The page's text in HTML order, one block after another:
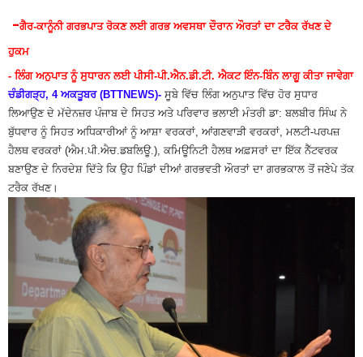
-ਗੈਰ-ਕਾਨੂੰਨੀ ਗਰਭਪਾਤ ਰੋਕਣ ਲਈ ਗਰਭ ਅਵਸਥਾ ਦੌਰਾਨ ਔਰਤਾਂ ਦਾ ਟਰੈਕ ਰੱਖਣ ਦੇ
ਹੁਕਮ
- ਲਿੰਗ ਅਨੁਪਾਤ ਨੂੰ ਸੁਧਾਰਨ ਲਈ ਪੀਸੀ-ਪੀ.ਐਨ.ਡੀ.ਟੀ. ਐਕਟ ਇੰਨ-ਬਿੰਨ ਲਾਗੂ ਕੀਤਾ ਜਾਵੇਗਾ
ਚੰਡੀਗੜ੍ਹ, 4 ਅਕਤੂਬਰ (BTTNEWS)- ਸੂਬੇ ਵਿੱਚ ਲਿੰਗ ਅਨੁਪਾਤ ਵਿੱਚ ਹੋਰ ਸੁਧਾਰ
ਲਿਆਉਣ ਦੇ ਮੱਦੇਨਜ਼ਰ ਪੰਜਾਬ ਦੇ ਸਿਹਤ ਅਤੇ ਪਰਿਵਾਰ ਭਲਾਈ ਮੰਤਰੀ ਡਾ: ਬਲਬੀਰ ਸਿੰਘ ਨੇ
ਬੁੱਧਵਾਰ ਨੂੰ ਸਿਹਤ ਅਧਿਕਾਰੀਆਂ ਨੂੰ ਆਸ਼ਾ ਵਰਕਰਾਂ, ਆਂਗਣਵਾੜੀ ਵਰਕਰਾਂ, ਮਲਟੀ-ਪਰਪਜ਼
ਹੈਲਥ ਵਰਕਰਾਂ (ਐਮ.ਪੀ.ਐਚ.ਡਬਲਿਊ.), ਕਮਿਊਨਿਟੀ ਹੈਲਥ ਅਫ਼ਸਰਾਂ ਦਾ ਇੱਕ ਨੈੱਟਵਰਕ
ਬਣਾਉਣ ਦੇ ਨਿਰਦੇਸ਼ ਦਿੱਤੇ ਕਿ ਉਹ ਪਿੰਡਾਂ ਦੀਆਂ ਗਰਭਵਤੀ ਔਰਤਾਂ ਦਾ ਗਰਭਕਾਲ ਤੋਂ ਜਣੇਪੇ ਤੱਕ
ਟਰੈਕ ਰੱਖਣ।